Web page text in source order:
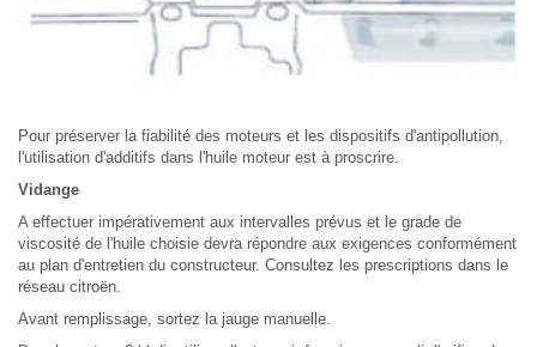
Pour préserver la fiabilité des moteurs et les dispositifs d'antipollution,
l'utilisation d'additifs dans l'huile moteur est à proscrire.
Vidange
A effectuer impérativement aux intervalles prévus et le grade de
viscosité de l'huile choisie devra répondre aux exigences conformément
au plan d'entretien du constructeur. Consultez les prescriptions dans le
réseau citroën.
Avant remplissage, sortez la jauge manuelle.